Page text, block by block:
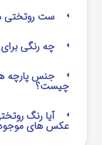
ست روتختی
چه رنگی
جنس پارچه
چیست؟
آیا رنگ
عکس های